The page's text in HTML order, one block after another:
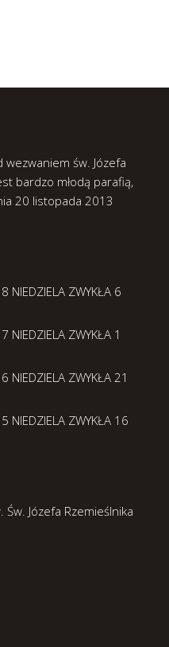
wezwaniem św. Józefa
bardzo młodą parafią,
20 listopada 2013
ZWYKŁA 6
ZWYKŁA 1
ZWYKŁA 21
ZWYKŁA 16
Józefa Rzemieślnika